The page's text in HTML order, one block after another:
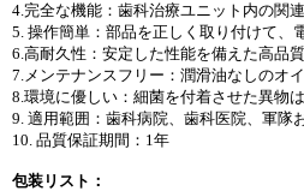
4.完全な機能：歯科治療ユニット内の関
5. 操作簡単：部品を正しく取り付けて、
6.高耐久性：安定した性能を備えた高品
7.メンテナンスフリー：潤滑油なしのオ
8.環境に優しい：細菌を付着させた異物
9. 適用範囲：歯科病院、歯科医院、軍隊
10. 品質保証期間：1年
包装リスト：